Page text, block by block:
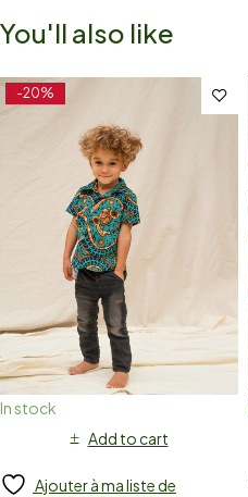
You'll also like
-20%
In stock
Add to cart
Ajouter à ma liste de